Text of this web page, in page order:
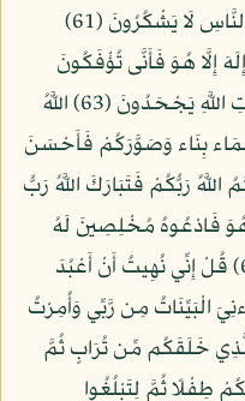
لَذُو فَضْلٍ عَلَى النَّاسِ وَلَكِنَّ أَكْثَرَ النَّاسِ لَا يَشْكُرُونَ (61)
إِلَّا هُوَ فَأَنَّى تُؤْفَكُونَ
(62) كَذَلِكَ يُؤْفَكُ الَّذِينَ كَانُوا بِآيَاتِ اللَّهِ يَجْحَدُونَ (63) اللَّهُ
بِنَاء وَصَوَّرَكُمْ فَأَحْسَنَ
رَبُّكُمْ فَتَبَارَكَ اللَّهُ رَبُّ
إِلَّا هُوَ فَادْعُوهُ مُخْلِصِينَ لَهُ
الدِّينَ الْحَمْدُ لِلَّهِ رَبِّ الْعَالَمِينَ (65) قُلْ إِنِّي نُهِيتُ أَنْ أَعْبُدَ
الْبَيِّنَاتُ مِن رَّبِّي وَأُمِرْتُ
الْعَالَمِينَ (66) هُوَ الَّذِي خَلَقَكُم مِّن تُرَابٍ ثُمَّ
ثُمَّ لِتَبْلُغُوا